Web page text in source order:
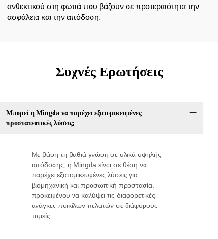
ανθεκτικού στη φωτιά που βάζουν σε προτεραιότητα την
ασφάλεια και την απόδοση.
Συχνές Ερωτήσεις
Μπορεί η Mingda να παρέχει εξατομικευμένες
προστατευτικές λύσεις;
Με βάση τη βαθιά γνώση σε υλικά υψηλής
απόδοσης, η Mingda είναι σε θέση να
παρέχει εξατομικευμένες λύσεις για
βιομηχανική και προσωπική προστασία,
προκειμένου να καλύψει τις διαφορετικές
ανάγκες ποικίλων πελατών σε διάφορους
τομείς.